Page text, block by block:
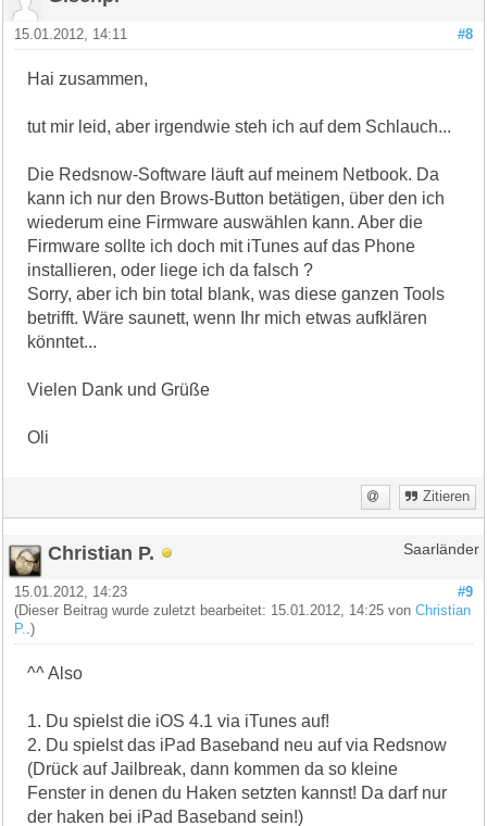
#8
15.01.2012, 14:11
Hai zusammen,
tut mir leid, aber irgendwie steh ich auf dem Schlauch...
Die Redsnow-Software läuft auf meinem Netbook. Da
kann ich nur den Brows-Button betätigen, über den ich
wiederum eine Firmware auswählen kann. Aber die
Firmware sollte ich doch mit iTunes auf das Phone
installieren, oder liege ich da falsch ?
Sorry, aber ich bin total blank, was diese ganzen Tools
betrifft. Wäre saunett, wenn Ihr mich etwas aufklären
könntet...
Vielen Dank und Grüße
Oli
Zitieren
Christian P. Saarländer
#9
15.01.2012, 14:23
(Dieser Beitrag wurde zuletzt bearbeitet: 15.01.2012, 14:25 vonChristian
P. .)
^^ Also
1. Du spielst die iOS 4.1 via iTunes auf!
2. Du spielst das iPad Baseband neu auf via Redsnow
(Drück auf Jailbreak, dann kommen da so kleine
Fenster in denen du Haken setzten kannst! Da darf nur
der haken bei iPad Baseband sein!)